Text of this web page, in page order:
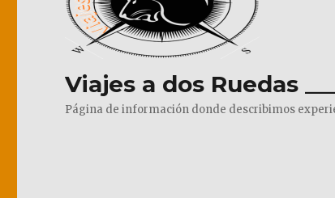
Viajes a dos Ruedas
Página de información donde describimos